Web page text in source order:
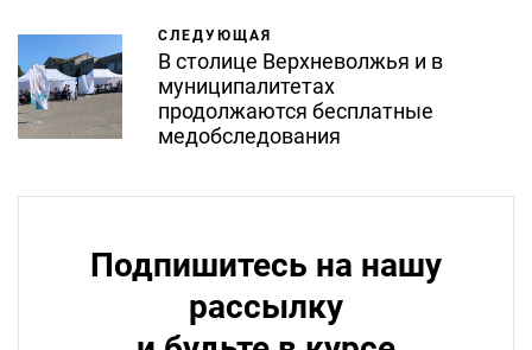
СЛЕДУЮЩАЯ
В столице Верхневолжья и в
муниципалитетах
продолжаются бесплатные
медобследования
Подпишитесь на нашу
рассылку